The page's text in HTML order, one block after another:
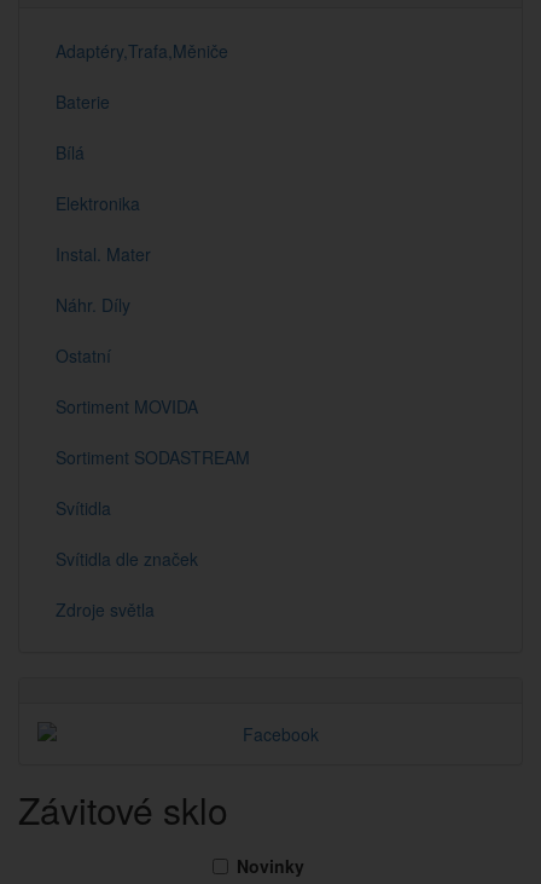
Adaptéry,Trafa,Měniče
Baterie
Bílá
Elektronika
Instal. Mater
Náhr. Díly
Ostatní
Sortiment MOVIDA
Sortiment SODASTREAM
Svítidla
Svítidla dle značek
Zdroje světla
Závitové sklo
Novinky